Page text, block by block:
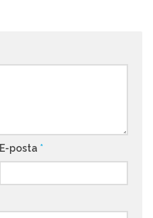
E-posta *